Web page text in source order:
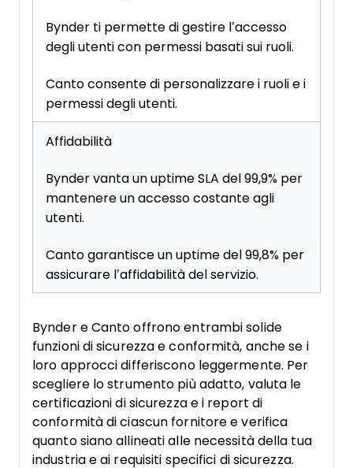
Bynder ti permette di gestire l’accesso
degli utenti con permessi basati sui ruoli.
Canto consente di personalizzare i ruoli e i
permessi degli utenti.
Affidabilità
Bynder vanta un uptime SLA del 99,9% per
mantenere un accesso costante agli
utenti.
Canto garantisce un uptime del 99,8% per
assicurare l’affidabilità del servizio.
Bynder e Canto offrono entrambi solide
funzioni di sicurezza e conformità, anche se i
loro approcci differiscono leggermente. Per
scegliere lo strumento più adatto, valuta le
certificazioni di sicurezza e i report di
conformità di ciascun fornitore e verifica
quanto siano allineati alle necessità della tua
industria e ai requisiti specifici di sicurezza.